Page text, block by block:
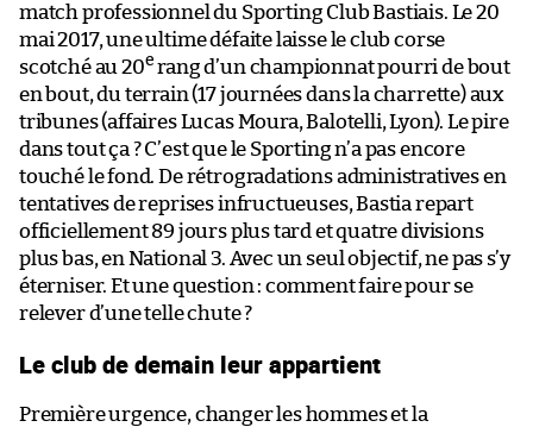
match professionnel du Sporting Club Bastiais. Le 20
mai 2017, une ultime défaite laisse le club corse
scotché au 20e rang d’un championnat pourri de bout
en bout, du terrain (17 journées dans la charrette) aux
tribunes (affaires Lucas Moura, Balotelli, Lyon). Le pire
dans tout ça ? C’est que le Sporting n’a pas encore
touché le fond. De rétrogradations administratives en
tentatives de reprises infructueuses, Bastia repart
officiellement 89 jours plus tard et quatre divisions
plus bas, en National 3. Avec un seul objectif, ne pas s’y
éterniser. Et une question : comment faire pour se
relever d’une telle chute ?
Le club de demain leur appartient
Première urgence, changer les hommes et la